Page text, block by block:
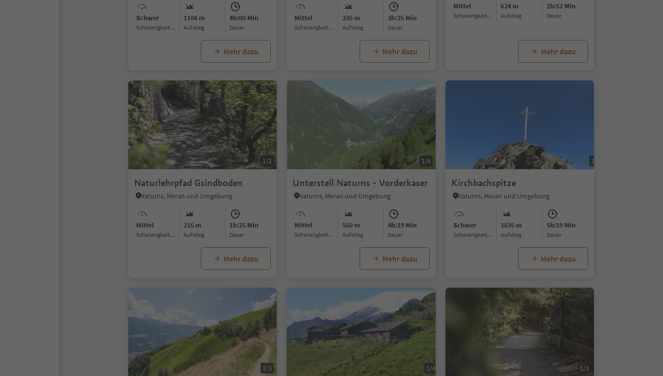
Schwer
Schwierigkeitsgrad
1108 m
Aufstieg
4h:00 Min
Dauer
Mehr dazu
Mittel
Schwierigkeitsgrad
235 m
Aufstieg
2h:25 Min
Dauer
Mehr dazu
Mittel
Schwierigkeitsgrad
624 m
Aufstieg
2h:52 Min
Dauer
Mehr dazu
1/2
Naturlehrpfad Gsindboden
Naturns, Meran und Umgebung
Mittel
Schwierigkeitsgrad
216 m
Aufstieg
1h:25 Min
Dauer
Mehr dazu
1/4
Unterstell Naturns - Vorderkaser
Naturns, Meran und Umgebung
Mittel
Schwierigkeitsgrad
560 m
Aufstieg
4h:19 Min
Dauer
Mehr dazu
1/4
Kirchbachspitze
Naturns, Meran und Umgebung
Schwer
Schwierigkeitsgrad
1695 m
Aufstieg
5h:19 Min
Dauer
Mehr dazu
1/3 1/4 1/3